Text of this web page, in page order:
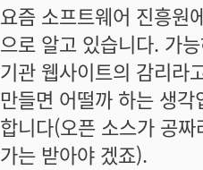
요즘 소프트웨어 진흥원
으로 알고 있습니다. 가
기관 웹사이트의 감리라
만들면 어떨까 하는 생
합니다(오픈 소스가 공
가는 받아야 겠죠).